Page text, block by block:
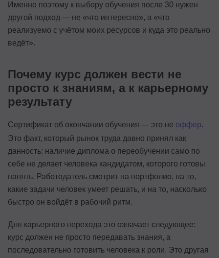
Именно поэтому к выбору обучения после 30 нужен
другой подход — не «что интересно», а «что
реализуемо с учётом моих ресурсов и куда это реально
ведёт».
Почему курс должен вести не
просто к знаниям, а к карьерному
результату
Сертификат об окончании обучения — это не оффер.
Это факт, который рынок труда давно принял как
данность: наличие диплома о переобучении само по
себе не делает человека кандидатом, которого готовы
нанять. Работодатель смотрит на портфолио, на то,
какие задачи человек умеет решать, и на то, насколько
быстро он войдёт в рабочий ритм.
Для карьерного перехода это означает следующее:
курс должен не просто передавать знания, а
последовательно готовить человека к роли. Это другая